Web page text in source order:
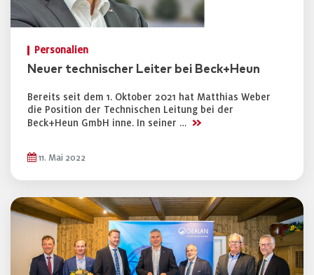
Personalien
Neuer technischer Leiter bei Beck+Heun
Bereits seit dem 1. Oktober 2021 hat Matthias Weber
die Position der Technischen Leitung bei der
Beck+Heun GmbH inne. In seiner … >>
11. Mai 2022